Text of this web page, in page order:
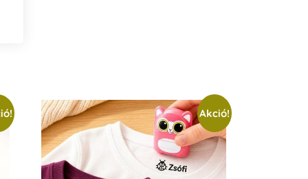
Akció!